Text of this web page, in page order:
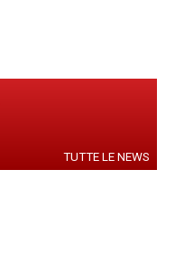
TUTTE LE NEWS